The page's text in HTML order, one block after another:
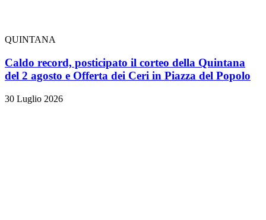
QUINTANA
Caldo record, posticipato il corteo della Quintana
del 2 agosto e Offerta dei Ceri in Piazza del Popolo
30 Luglio 2026